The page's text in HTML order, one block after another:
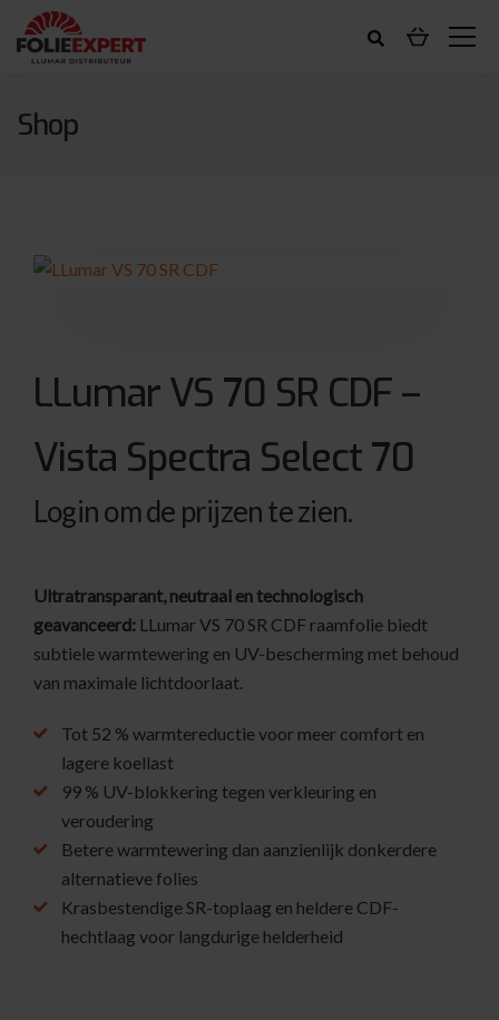
Shop
LLumar VS 70 SR CDF –
Vista Spectra Select 70
Login om de prijzen te zien.
Ultratransparant, neutraal en technologisch
geavanceerd: LLumar VS 70 SR CDF raamfolie biedt
subtiele warmtewering en UV-bescherming met behoud
van maximale lichtdoorlaat.
Tot 52 % warmtereductie voor meer comfort en
lagere koellast
99 % UV-blokkering tegen verkleuring en
veroudering
Betere warmtewering dan aanzienlijk donkerdere
alternatieve folies
Krasbestendige SR-toplaag en heldere CDF-
hechtlaag voor langdurige helderheid